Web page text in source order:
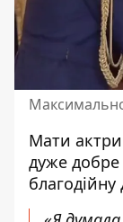
Мати
дуже
благодійну